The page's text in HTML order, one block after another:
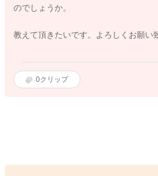
のでしょうか。
教えて頂きたいです。よろしくお願い
0クリップ